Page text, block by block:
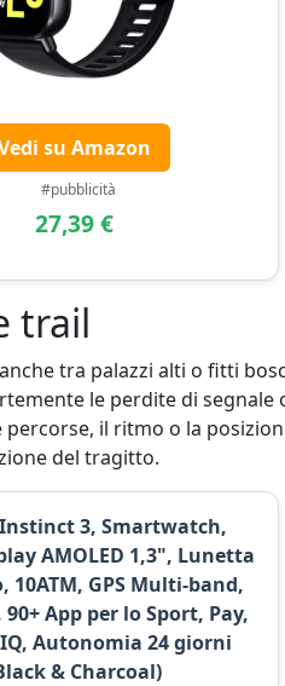
su Amazon
#pubblicità
27,39 €
trail
tra palazzi alti o fitti
le perdite di segnale
il ritmo o la
del tragitto.
3, Smartwatch,
AMOLED 1,3", Lunetta
10ATM, GPS Multi-band,
90+ App per lo Sport, Pay,
Autonomia 24 giorni
& Charcoal)